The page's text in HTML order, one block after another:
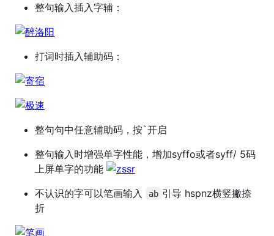
整句输入插入字辅：
打词时插入辅助码：
整句句中任意辅助码，按`开启
整句输入时增强单字性能，增加syffo或者syff/ 5码
上屏单字的功能
不认识的字可以笔画输入
ab 引导 hspnz横竖撇捺
折